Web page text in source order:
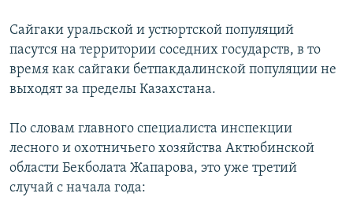
Сайгаки уральской и устюртской популяций
пасутся на территории соседних государств, в то
время как сайгаки бетпакдалинской популяции не
выходят за пределы Казахстана.
По словам главного специалиста инспекции
лесного и охотничьего хозяйства Актюбинской
области Бекболата Жапарова, это уже третий
случай с начала года: